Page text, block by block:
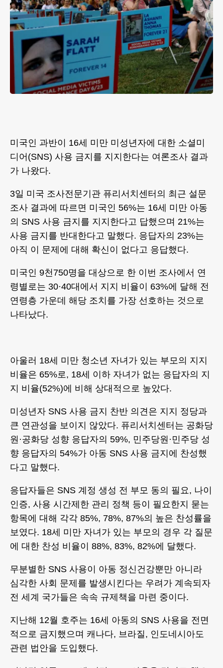
미국인 과반이 16세 미만 미성년자에 대한 소셜미
디어(SNS) 사용 금지를 지지한다는 여론조사 결과
가 나왔다.
3일 미국 조사전문기관 퓨리서치센터의 최근 설문
조사 결과에 따르면 미국인 56%는 16세 미만 아동
의 SNS 사용 금지를 지지한다고 답했으며 21%는
사용 금지를 반대한다고 말했다. 응답자의 23%는
아직 이 문제에 대해 확신이 없다고 응답했다.
미국인 9천750명을 대상으로 한 이번 조사에서 연
령별로는 30·40대에서 지지 비율이 63%에 달해 전
연령층 가운데 해당 조치를 가장 선호하는 것으로
나타났다.
아울러 18세 미만 청소년 자녀가 있는 부모의 지지
비율은 65%로, 18세 이하 자녀가 없는 응답자의 지
지 비율(52%)에 비해 상대적으로 높았다.
미성년자 SNS 사용 금지 찬반 의견은 지지 정당과
큰 연관성을 보이지 않았다. 퓨리서치센터는 공화당
원·공화당 성향 응답자의 59%, 민주당원·민주당 성
향 응답자의 54%가 아동 SNS 사용 금지에 찬성했
다고 말했다.
응답자들은 SNS 계정 생성 전 부모 동의 필요, 나이
인증, 사용 시간제한 관리 정책 등이 필요한지 묻는
항목에 대해 각각 85%, 78%, 87%의 높은 찬성률을
보였다. 18세 미만 자녀가 있는 부모의 경우 각 질문
에 대한 찬성 비율이 88%, 83%, 82%에 달했다.
무분별한 SNS 사용이 아동 정신건강뿐만 아니라
심각한 사회 문제를 발생시킨다는 우려가 계속되자
전 세계 국가들은 속속 규제책을 마련 중이다.
지난해 12월 호주는 16세 아동의 SNS 사용을 전면
적으로 금지했으며 캐나다, 브라질, 인도네시아도
관련 법안을 도입했다.